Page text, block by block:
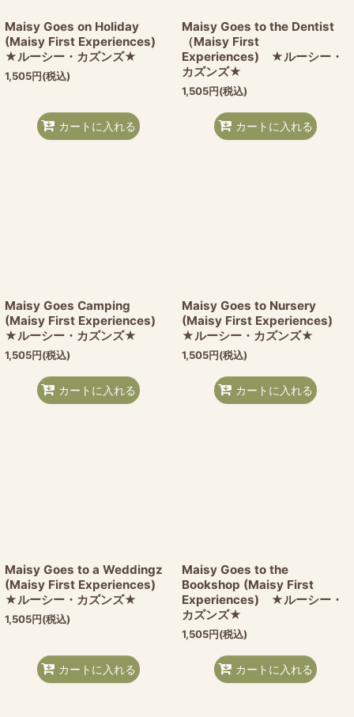
Maisy Goes on Holiday
(Maisy First Experiences)
★ルーシー・カズンズ★
1,505円(税込)
カートに入れる
Maisy Goes to the Dentist
（Maisy First
Experiences) ★ルーシー・
カズンズ★
1,505円(税込)
カートに入れる
Maisy Goes Camping
(Maisy First Experiences)
★ルーシー・カズンズ★
1,505円(税込)
カートに入れる
Maisy Goes to Nursery
(Maisy First Experiences)
★ルーシー・カズンズ★
1,505円(税込)
カートに入れる
Maisy Goes to a Weddingz
(Maisy First Experiences)
★ルーシー・カズンズ★
1,505円(税込)
カートに入れる
Maisy Goes to the
Bookshop (Maisy First
Experiences) ★ルーシー・
カズンズ★
1,505円(税込)
カートに入れる